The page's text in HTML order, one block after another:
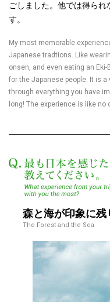
ごしました。他では得ら
す。
My most memorable
Japanese tradtions. Like
onsen, and even eating an
for the Japanese people. It is
through everything you have
long! The experience is like no
森と海が印象に残
The Forest and the Sea